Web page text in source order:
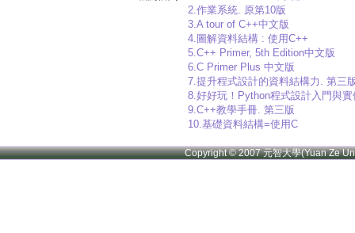
2.作業系統. 原第10版
3.A tour of C++中文版
4.圖解資料結構 : 使用C++
5.C++ Primer, 5th Edition中文版
6.C Primer Plus 中文版
7.提升程式設計的資料結構力. 第三
8.好好玩！Python程式設計入門與
9.C++教學手冊. 第三版
10.基礎資料結構=使用C
Copyright © 2007 元智大學(Yuan Ze